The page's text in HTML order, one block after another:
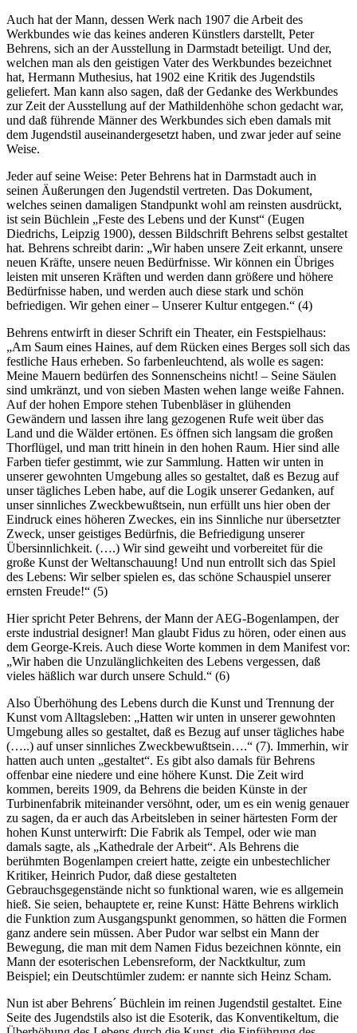
Auch hat der Mann, dessen Werk nach 1907 die Arbeit des
Werkbundes wie das keines anderen Künstlers darstellt, Peter
Behrens, sich an der Ausstellung in Darmstadt beteiligt. Und der,
welchen man als den geistigen Vater des Werkbundes bezeichnet
hat, Hermann Muthesius, hat 1902 eine Kritik des Jugendstils
geliefert. Man kann also sagen, daß der Gedanke des Werkbundes
zur Zeit der Ausstellung auf der Mathildenhöhe schon gedacht war,
und daß führende Männer des Werkbundes sich eben damals mit
dem Jugendstil auseinandergesetzt haben, und zwar jeder auf seine
Weise.
Jeder auf seine Weise: Peter Behrens hat in Darmstadt auch in
seinen Äußerungen den Jugendstil vertreten. Das Dokument,
welches seinen damaligen Standpunkt wohl am reinsten ausdrückt,
ist sein Büchlein „Feste des Lebens und der Kunst“ (Eugen
Diedrichs, Leipzig 1900), dessen Bildschrift Behrens selbst gestaltet
hat. Behrens schreibt darin: „Wir haben unsere Zeit erkannt, unsere
neuen Kräfte, unsere neuen Bedürfnisse. Wir können ein Übriges
leisten mit unseren Kräften und werden dann größere und höhere
Bedürfnisse haben, und werden auch diese stark und schön
befriedigen. Wir gehen einer – Unserer Kultur entgegen.“ (4)
Behrens entwirft in dieser Schrift ein Theater, ein Festspielhaus:
„Am Saum eines Haines, auf dem Rücken eines Berges soll sich das
festliche Haus erheben. So farbenleuchtend, als wolle es sagen:
Meine Mauern bedürfen des Sonnenscheins nicht! – Seine Säulen
sind umkränzt, und von sieben Masten wehen lange weiße Fahnen.
Auf der hohen Empore stehen Tubenbläser in glühenden
Gewändern und lassen ihre lang gezogenen Rufe weit über das
Land und die Wälder ertönen. Es öffnen sich langsam die großen
Thorflügel, und man tritt hinein in den hohen Raum. Hier sind alle
Farben tiefer gestimmt, wie zur Sammlung. Hatten wir unten in
unserer gewohnten Umgebung alles so gestaltet, daß es Bezug auf
unser tägliches Leben habe, auf die Logik unserer Gedanken, auf
unser sinnliches Zweckbewußtsein, nun erfüllt uns hier oben der
Eindruck eines höheren Zweckes, ein ins Sinnliche nur übersetzter
Zweck, unser geistiges Bedürfnis, die Befriedigung unserer
Übersinnlichkeit. (….) Wir sind geweiht und vorbereitet für die
große Kunst der Weltanschauung! Und nun entrollt sich das Spiel
des Lebens: Wir selber spielen es, das schöne Schauspiel unserer
ernsten Freude!“ (5)
Hier spricht Peter Behrens, der Mann der AEG-Bogenlampen, der
erste industrial designer! Man glaubt Fidus zu hören, oder einen aus
dem George-Kreis. Auch diese Worte kommen in dem Manifest vor:
„Wir haben die Unzulänglichkeiten des Lebens vergessen, daß
vieles häßlich war durch unsere Schuld.“ (6)
Also Überhöhung des Lebens durch die Kunst und Trennung der
Kunst vom Alltagsleben: „Hatten wir unten in unserer gewohnten
Umgebung alles so gestaltet, daß es Bezug auf unser tägliches habe
(…..) auf unser sinnliches Zweckbewußtsein….“ (7). Immerhin, wir
hatten auch unten „gestaltet“. Es gibt also damals für Behrens
offenbar eine niedere und eine höhere Kunst. Die Zeit wird
kommen, bereits 1909, da Behrens die beiden Künste in der
Turbinenfabrik miteinander versöhnt, oder, um es ein wenig genauer
zu sagen, da er auch das Arbeitsleben in seiner härtesten Form der
hohen Kunst unterwirft: Die Fabrik als Tempel, oder wie man
damals sagte, als „Kathedrale der Arbeit“. Als Behrens die
berühmten Bogenlampen creiert hatte, zeigte ein unbestechlicher
Kritiker, Heinrich Pudor, daß diese gestalteten
Gebrauchsgegenstände nicht so funktional waren, wie es allgemein
hieß. Sie seien, behauptete er, reine Kunst: Hätte Behrens wirklich
die Funktion zum Ausgangspunkt genommen, so hätten die Formen
ganz andere sein müssen. Aber Pudor war selbst ein Mann der
Bewegung, die man mit dem Namen Fidus bezeichnen könnte, ein
Mann der esoterischen Lebensreform, der Nacktkultur, zum
Beispiel; ein Deutschtümler zudem: er nannte sich Heinz Scham.
Nun ist aber Behrens´ Büchlein im reinen Jugendstil gestaltet. Eine
Seite des Jugendstils also ist die Esoterik, das Konventikeltum, die